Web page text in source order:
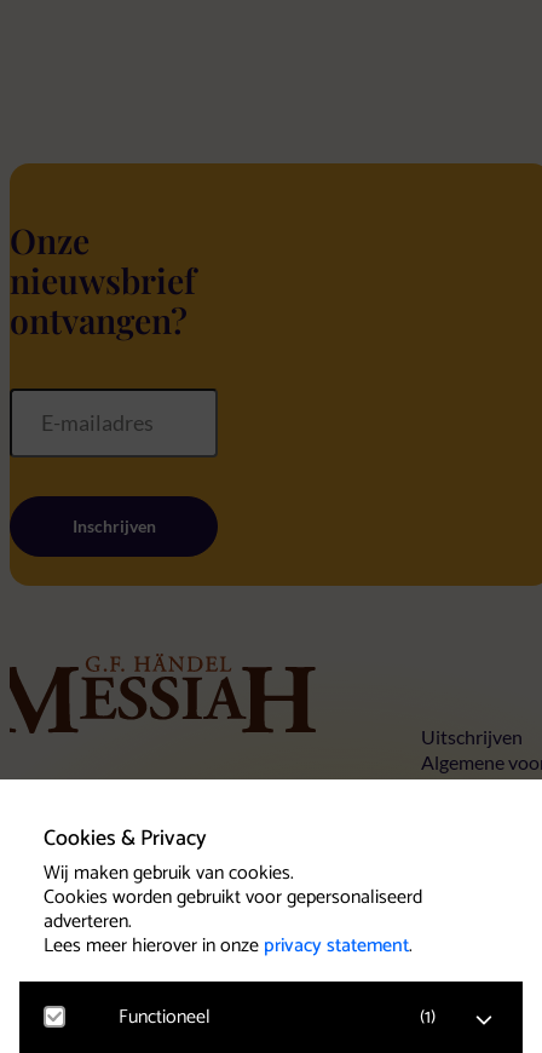
Cookies & Privacy
Wij maken gebruik van cookies.
Cookies worden gebruikt voor gepersonaliseerd
adverteren.
Lees meer hierover in onzeprivacy statement.
Functioneel (1)
Onze
nieuwsbrief
ontvangen?
Inschrijven
Home
Over Händels Messiah
Contact
Klantenservice
Het team van Beleef Klassiek wil u als
Uitschrijven
Algemene
Privacy